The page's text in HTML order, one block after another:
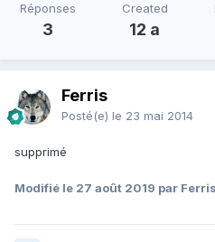
Réponses
3
Created
12 a
Ferris
Posté(e) le 23 mai 2014
supprimé
Modifié le 27 août 2019 par Ferris